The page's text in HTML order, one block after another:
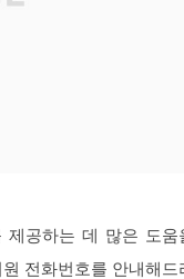
제공하는 데 많은 도움
전화번호를 안내해드